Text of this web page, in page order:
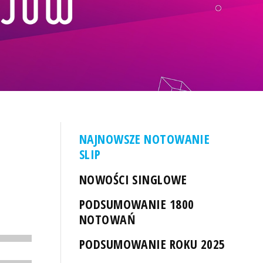
NAJNOWSZE NOTOWANIE
SLIP
NOWOŚCI SINGLOWE
PODSUMOWANIE 1800
NOTOWAŃ
PODSUMOWANIE ROKU 2025